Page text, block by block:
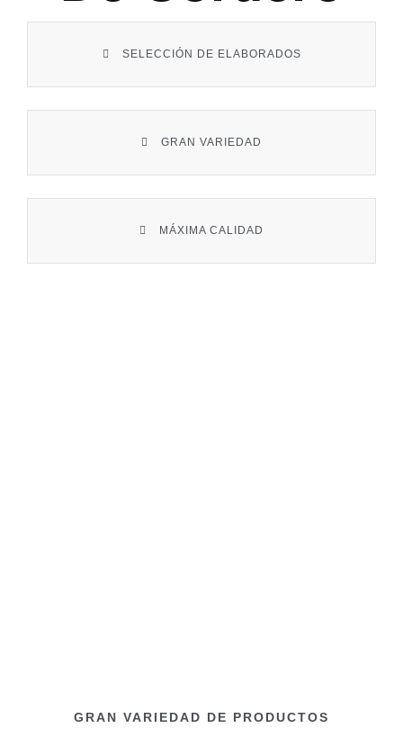
SELECCIÓN DE ELABORADOS
GRAN VARIEDAD
MÁXIMA CALIDAD
GRAN VARIEDAD DE PRODUCTOS